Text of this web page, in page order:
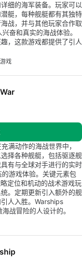
细的海军装备。玩家可以
艇，每种舰艇都有其独特
战，并与其他玩家合作取
奋和真实的海战体验。
，这款游戏都提供了引人
戏
满动作的海战世界中，
择各种舰艇，包括驱逐舰
有与全球对手进行的实时
游戏体验。关键元素包
定位和机动的战术游戏玩
。定期更新引入额外的舰
人入胜。Warships
战冒险的人设计的。